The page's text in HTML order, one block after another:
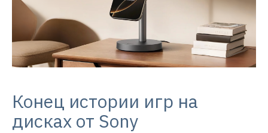
Конец истории игр на
дисках от Sony